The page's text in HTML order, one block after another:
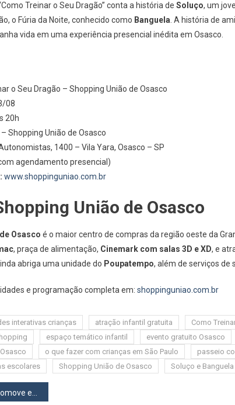
Treinar o Seu Dragão” conta a história de Soluço, um
o Fúria da Noite, conhecido como Banguela . A história de
vida em uma experiência presencial inédita em Osasco.
o Seu Dragão – Shopping União de Osasco
08
20h
Shopping União de Osasco
1400 – Vila Yara, Osasco – SP
agendamento presencial)
www.shoppinguniao.com.br
União de Osasco
Osasco é o maior centro de compras da região oeste da
, praça de alimentação, Cinemark com salas 3D e XD, e
abriga uma unidade do Poupatempo, além de serviços de
e programação completa em: shoppinguniao.com.br
interativas crianças atração infantil gratuita Como
espaço temático infantil evento gratuito Osasco
o que fazer com crianças em São Paulo
passeio
escolares
Shopping União de Osasco Soluço e Banguela
e à comunidade